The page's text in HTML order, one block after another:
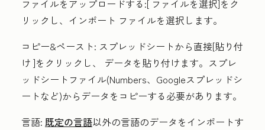
ファイルをアップロードする:[ ファイルを選択]をク
リックし、インポート ファイルを選択します。
コピー&ペースト: スプレッドシートから直接[貼り付
け ]をクリックし、 データを貼り付けます。スプレ
ッドシートファイル(Numbers、Googleスプレッドシ
ートなど)からデータをコピーする必要があります。
言語: 既定の言語以外の言語のデータをインポートす